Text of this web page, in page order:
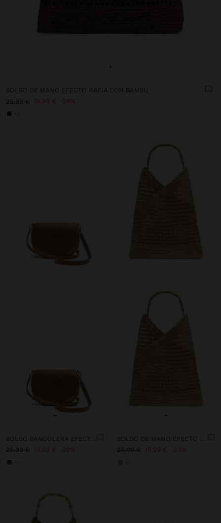
+
BOLSO DE MANO EFECTO RAFIA CON BAMBÚ
25,99 €
15,99 € 38%
+
BOLSO BANDOLERA EFECTO RAFIA CON SOLAPA
25,99 €
15,99 € 38%
+
BOLSO DE MANO EFECTO RAFIA CON BAMBÚ
25,99 €
15,99 € 38%